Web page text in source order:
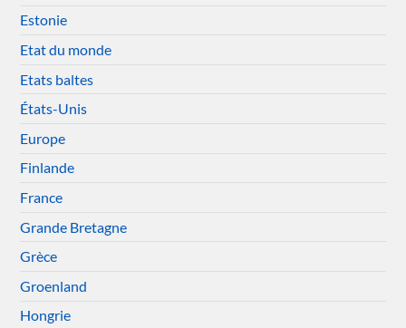
Estonie
Etat du monde
Etats baltes
États-Unis
Europe
Finlande
France
Grande Bretagne
Grèce
Groenland
Hongrie